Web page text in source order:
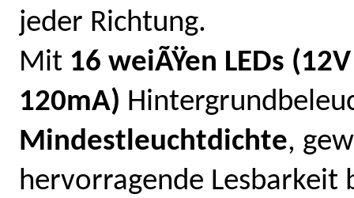
jeder Richtung.
Mit 16 weiÃŸen LEDs
120mA)
Mindestleuchtdichte,
hervorragende Lesbarkeit